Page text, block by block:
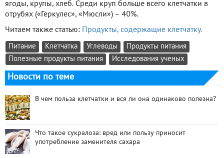
ягоды, крупы, хлеб. Среди круп больше всего клетчатки в
отрубях («Геркулес», «Мюсли») – 40%.
Читаем также статью: Продукты, содержащие клетчатку.
Питание Клетчатка Углеводы
Продукты питания
Полезные продукты питания
Исследования ученых
Новости по теме
В чем польза клетчатки и вся ли она одинаково полезна?
Что такое сукралоза: вред или пользу приносит
употребление заменителя сахара